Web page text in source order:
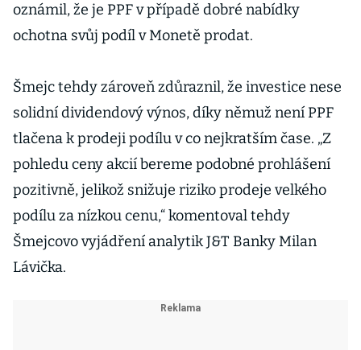
oznámil, že je PPF v případě dobré nabídky
ochotna svůj podíl v Monetě prodat.
Šmejc tehdy zároveň zdůraznil, že investice nese
solidní dividendový výnos, díky němuž není PPF
tlačena k prodeji podílu v co nejkratším čase. „Z
pohledu ceny akcií bereme podobné prohlášení
pozitivně, jelikož snižuje riziko prodeje velkého
podílu za nízkou cenu,“ komentoval tehdy
Šmejcovo vyjádření analytik J&T Banky Milan
Lávička.